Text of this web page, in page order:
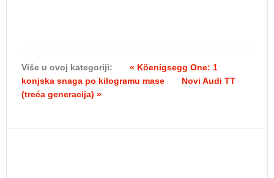
Više u ovoj kategoriji:
« Köenigsegg One: 1
konjska snaga po kilogramu mase
Novi Audi TT
(treća generacija) »